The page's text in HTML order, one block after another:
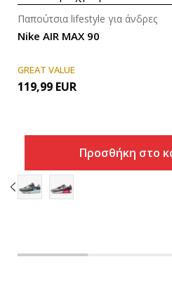
Nike AIR MAX 90
Παπούτσια lifestyle για άνδρες
GREAT VALUE
119,99 EUR
Προσθήκη στο